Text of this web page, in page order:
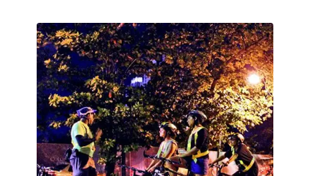
Lassen Sie sich von der einzigartigen Energie der
sri-lankischen Savanne verzaubern.